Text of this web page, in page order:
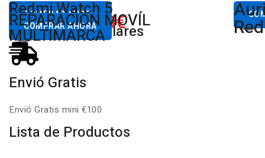
Desde80,00€
COMPRAR AHORA
Redmi Watch 5
Xiaomi
Desde650.00€
COMPRAR AHORA
REPARACIÓN MOVÍL
MULTIMARCA
Productos Populares
Envió Gratis
Envió Gratis mini €100
Lista de Productos